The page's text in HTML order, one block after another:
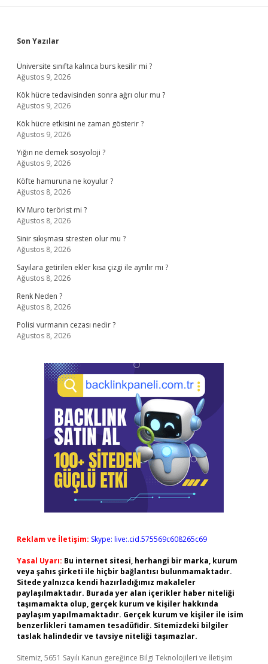
Sidebar
Son Yazılar
Üniversite sınıfta kalınca burs kesilir mi ?
Ağustos 9, 2026
Kök hücre tedavisinden sonra ağrı olur mu ?
Ağustos 9, 2026
Kök hücre etkisini ne zaman gösterir ?
Ağustos 9, 2026
Yığın ne demek sosyoloji ?
Ağustos 9, 2026
Köfte hamuruna ne koyulur ?
Ağustos 8, 2026
KV Muro terörist mi ?
Ağustos 8, 2026
Sinir sıkışması stresten olur mu ?
Ağustos 8, 2026
Sayılara getirilen ekler kısa çizgi ile ayrılır mı ?
Ağustos 8, 2026
Renk Neden ?
Ağustos 8, 2026
Polisi vurmanın cezası nedir ?
Ağustos 8, 2026
Reklam ve İletişim: Skype: live:.cid.575569c608265c69
Yasal Uyarı: Bu internet sitesi, herhangi bir marka, kurum
veya şahıs şirketi ile hiçbir bağlantısı bulunmamaktadır.
Sitede yalnızca kendi hazırladığımız makaleler
paylaşılmaktadır. Burada yer alan içerikler haber niteliği
taşımamakta olup, gerçek kurum ve kişiler hakkında
paylaşım yapılmamaktadır. Gerçek kurum ve kişiler ile isim
benzerlikleri tamamen tesadüfidir. Sitemizdeki bilgiler
taslak halindedir ve tavsiye niteliği taşımazlar.
Sitemiz, 5651 Sayılı Kanun gereğince Bilgi Teknolojileri ve İletişim